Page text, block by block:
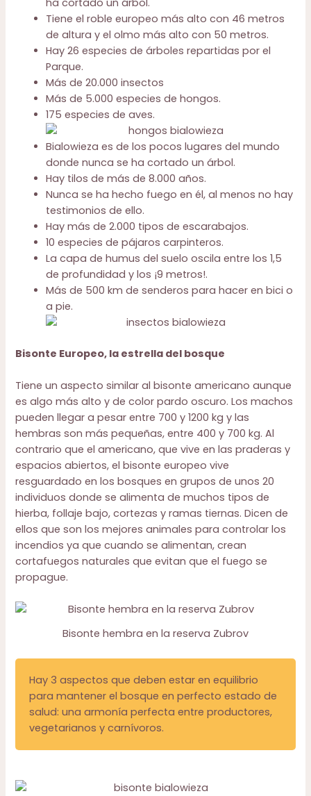
Tiene el roble europeo más alto con 46 metros
de altura y el olmo más alto con 50 metros.
Hay 26 especies de árboles repartidas por el
Parque.
Más de 20.000 insectos
Más de 5.000 especies de hongos.
175 especies de aves.
Bialowieza es de los pocos lugares del mundo
donde nunca se ha cortado un árbol.
Hay tilos de más de 8.000 años.
Nunca se ha hecho fuego en él, al menos no hay
testimonios de ello.
Hay más de 2.000 tipos de escarabajos.
10 especies de pájaros carpinteros.
La capa de humus del suelo oscila entre los 1,5
de profundidad y los ¡9 metros!.
Más de 500 km de senderos para hacer en bici o
a pie.
Bisonte Europeo, la estrella del bosque
Tiene un aspecto similar al bisonte americano aunque
es algo más alto y de color pardo oscuro. Los machos
pueden llegar a pesar entre 700 y 1200 kg y las
hembras son más pequeñas, entre 400 y 700 kg. Al
contrario que el americano, que vive en las praderas y
espacios abiertos, el bisonte europeo vive
resguardado en los bosques en grupos de unos 20
individuos donde se alimenta de muchos tipos de
hierba, follaje bajo, cortezas y ramas tiernas. Dicen de
ellos que son los mejores animales para controlar los
incendios ya que cuando se alimentan, crean
cortafuegos naturales que evitan que el fuego se
propague.
Bisonte hembra en la reserva Zubrov
Hay 3 aspectos que deben estar en equilibrio
para mantener el bosque en perfecto estado de
salud: una armonía perfecta entre productores,
vegetarianos y carnívoros.